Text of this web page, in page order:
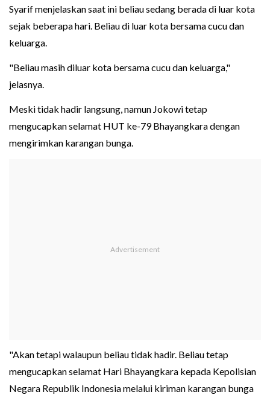
Syarif menjelaskan saat ini beliau sedang berada di luar kota
sejak beberapa hari. Beliau di luar kota bersama cucu dan
keluarga.
"Beliau masih diluar kota bersama cucu dan keluarga,"
jelasnya.
Meski tidak hadir langsung, namun Jokowi tetap
mengucapkan selamat HUT ke-79 Bhayangkara dengan
mengirimkan karangan bunga.
"Akan tetapi walaupun beliau tidak hadir. Beliau tetap
mengucapkan selamat Hari Bhayangkara kepada Kepolisian
Negara Republik Indonesia melalui kiriman karangan bunga